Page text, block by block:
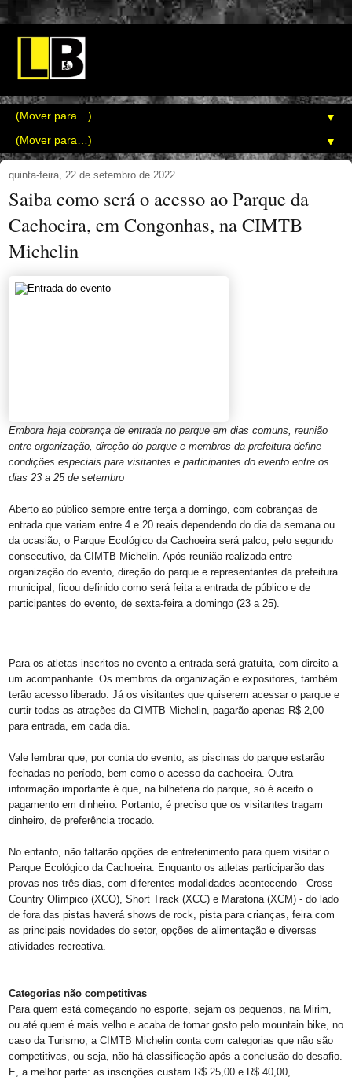
▼
▼
quinta-feira, 22 de setembro de 2022
Saiba como será o acesso ao Parque da
Cachoeira, em Congonhas, na CIMTB
Michelin
Embora haja cobrança de entrada no parque em dias comuns, reunião
entre organização, direção do parque e membros da prefeitura define
condições especiais para visitantes e participantes do evento entre os
dias 23 a 25 de setembro
Aberto ao público sempre entre terça a domingo, com cobranças de
entrada que variam entre 4 e 20 reais dependendo do dia da semana ou
da ocasião, o Parque Ecológico da Cachoeira será palco, pelo segundo
consecutivo, da CIMTB Michelin. Após reunião realizada entre
organização do evento, direção do parque e representantes da prefeitura
municipal, ficou definido como será feita a entrada de público e de
participantes do evento, de sexta-feira a domingo (23 a 25).
Para os atletas inscritos no evento a entrada será gratuita, com direito a
um acompanhante. Os membros da organização e expositores, também
terão acesso liberado. Já os visitantes que quiserem acessar o parque e
curtir todas as atrações da CIMTB Michelin, pagarão apenas R$ 2,00
para entrada, em cada dia.
Vale lembrar que, por conta do evento, as piscinas do parque estarão
fechadas no período, bem como o acesso da cachoeira. Outra
informação importante é que, na bilheteria do parque, só é aceito o
pagamento em dinheiro. Portanto, é preciso que os visitantes tragam
dinheiro, de preferência trocado.
No entanto, não faltarão opções de entretenimento para quem visitar o
Parque Ecológico da Cachoeira. Enquanto os atletas participarão das
provas nos três dias, com diferentes modalidades acontecendo - Cross
Country Olímpico (XCO), Short Track (XCC) e Maratona (XCM) - do lado
de fora das pistas haverá shows de rock, pista para crianças, feira com
as principais novidades do setor, opções de alimentação e diversas
atividades recreativa.
Categorias não competitivas
Para quem está começando no esporte, sejam os pequenos, na Mirim,
ou até quem é mais velho e acaba de tomar gosto pelo mountain bike, no
caso da Turismo, a CIMTB Michelin conta com categorias que não são
competitivas, ou seja, não há classificação após a conclusão do desafio.
E, a melhor parte: as inscrições custam R$ 25,00 e R$ 40,00,